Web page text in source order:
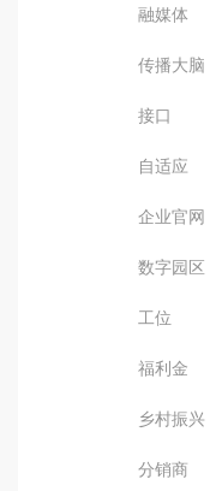
融媒体
传播大脑
接口
自适应
企业官网
数字园区
工位
福利金
乡村振兴
分销商